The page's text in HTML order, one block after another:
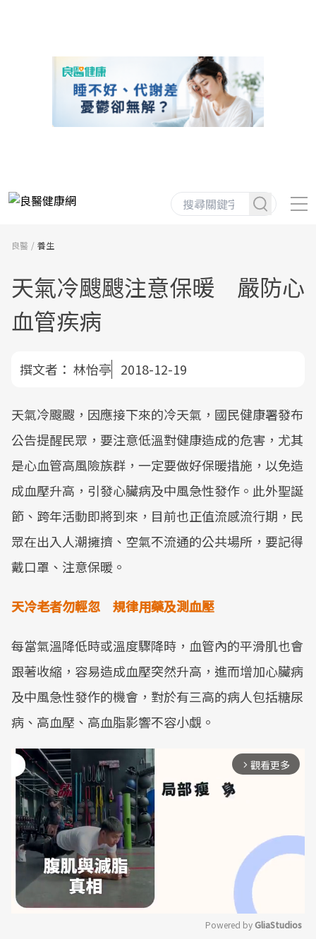
良醫 養生
天氣冷颼颼注意保暖 嚴防心
血管疾病
撰文者： 林怡亭 2018-12-19
天氣冷颼颼，因應接下來的冷天氣，國民健康署發布
公告提醒民眾，要注意低溫對健康造成的危害，尤其
是心血管高風險族群，一定要做好保暖措施，以免造
成血壓升高，引發心臟病及中風急性發作。此外聖誕
節、跨年活動即將到來，目前也正值流感流行期，民
眾在出入人潮擁擠、空氣不流通的公共場所，要記得
戴口罩、注意保暖。
天冷老者勿輕忽 規律用藥及測血壓
每當氣溫降低時或溫度驟降時，血管內的平滑肌也會
跟著收縮，容易造成血壓突然升高，進而增加心臟病
及中風急性發作的機會，對於有三高的病人包括糖尿
病、高血壓、高血脂影響不容小覷。
arrow_forward_ios 觀看更多
Powered by GliaStudios